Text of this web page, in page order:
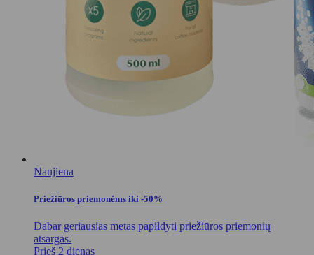
Naujiena
Priežiūros priemonėms iki -50%
Dabar geriausias metas papildyti priežiūros priemonių
atsargas.
Prieš 2 dienas